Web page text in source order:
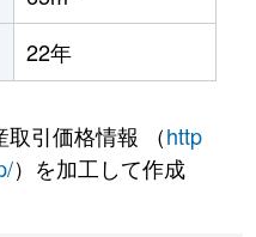
22年
引価格情報 （http
）を加工して作成